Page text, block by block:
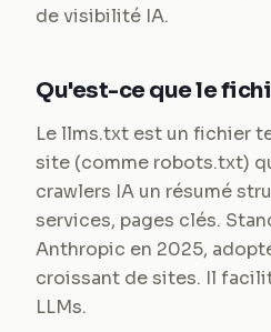
de visibilité IA.
Qu'est-ce que le
Le llms.txt est un fichier
site (comme robots.txt)
crawlers IA un résumé
services, pages clés.
Anthropic en 2025,
croissant de sites. Il
LLMs.